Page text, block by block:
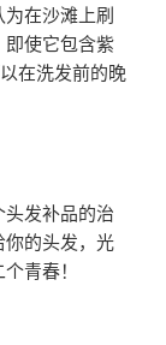
在沙滩上刷
使它包含紫
在洗发前的晚
头发补品的治
的头发，光
青春！